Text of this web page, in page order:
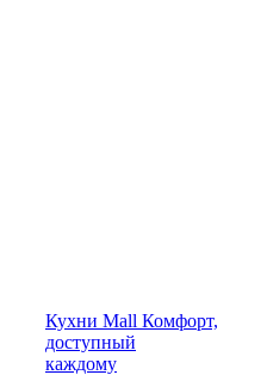
Кухни Mall Комфорт,
доступный
каждому